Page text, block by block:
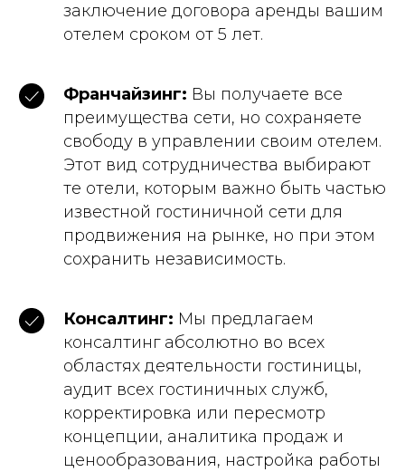
заключение договора аренды вашим
отелем сроком от 5 лет.
Франчайзинг: Вы получаете все
преимущества сети, но сохраняете
свободу в управлении своим отелем.
Этот вид сотрудничества выбирают
те отели, которым важно быть частью
известной гостиничной сети для
продвижения на рынке, но при этом
сохранить независимость.
Консалтинг: Мы предлагаем
консалтинг абсолютно во всех
областях деятельности гостиницы,
аудит всех гостиничных служб,
корректировка или пересмотр
концепции, аналитика продаж и
ценообразования, настройка работы